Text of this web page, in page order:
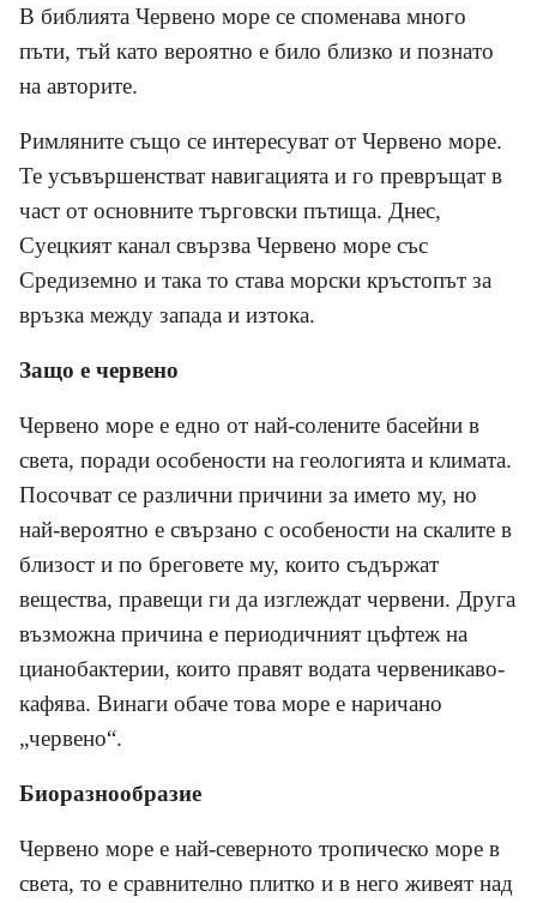
В библията Червено море се споменава много
пъти, тъй като вероятно е било близко и познато
на авторите.
Римляните също се интересуват от Червено море.
Те усъвършенстват навигацията и го превръщат в
част от основните търговски пътища. Днес,
Суецкият канал свързва Червено море със
Средиземно и така то става морски кръстопът за
връзка между запада и изтока.
Защо е червено
Червено море е едно от най-солените басейни в
света, поради особености на геологията и климата.
Посочват се различни причини за името му, но
най-вероятно е свързано с особености на скалите в
близост и по бреговете му, които съдържат
вещества, правещи ги да изглеждат червени. Друга
възможна причина е периодичният цъфтеж на
цианобактерии, които правят водата червеникаво-
кафява. Винаги обаче това море е наричано
„червено“.
Биоразнообразие
Червено море е най-северното тропическо море в
света, то е сравнително плитко и в него живеят над